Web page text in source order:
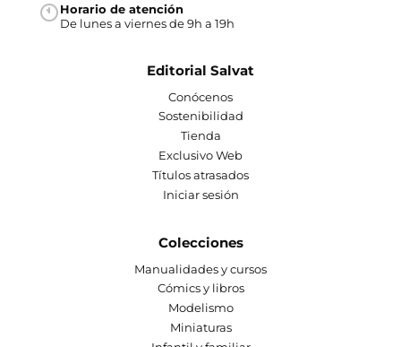
Horario de atención
De lunes a viernes de 9h a 19h
Editorial Salvat
Conócenos
Sostenibilidad
Tienda
Exclusivo Web
Títulos atrasados
Iniciar sesión
Colecciones
Manualidades y cursos
Cómics y libros
Modelismo
Miniaturas